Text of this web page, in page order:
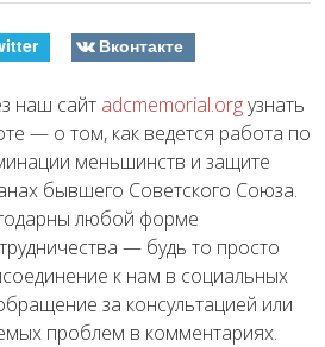
Вконтакте
наш сайт adcmemorial.orgузнать
— о том, как ведется работа по
меньшинств и защите
бывшего Советского Союза.
любой форме
— будь то просто
к нам в социальных
за консультацией или
проблем в комментариях.